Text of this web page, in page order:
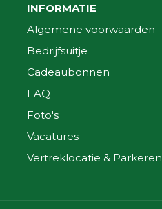
INFORMATIE
Algemene voorwaarden
Bedrijfsuitje
Cadeaubonnen
FAQ
Foto's
Vacatures
Vertreklocatie & Parkeren